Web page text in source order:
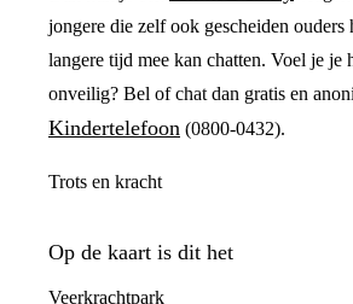
jongere die zelf ook gescheiden ouders
langere tijd mee kan chatten. Voel je je
onveilig? Bel of chat dan gratis en
Kindertelefoon (0800-0432).
Trots en kracht
Op de kaart is dit het
Veerkrachtpark